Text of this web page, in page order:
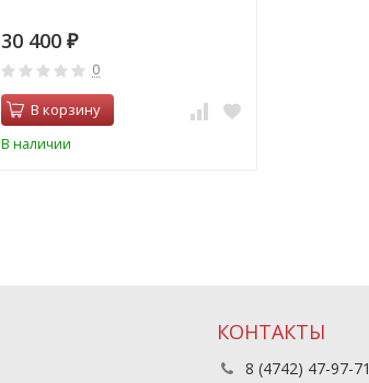
30 400 ₽
0
В корзину
В наличии
КОНТАКТЫ
8 (4742) 47-97-71